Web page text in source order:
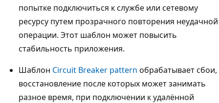
попытке подключиться к службе или сетевому
ресурсу путем прозрачного повторения неудачной
операции. Этот шаблон может повысить
стабильность приложения.
Шаблон Circuit Breaker pattern обрабатывает сбои,
восстановление после которых может занимать
разное время, при подключении к удалённой